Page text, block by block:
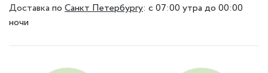
Доставка по Санкт Петербургу: с 07:00 утра до 00:00
ночи